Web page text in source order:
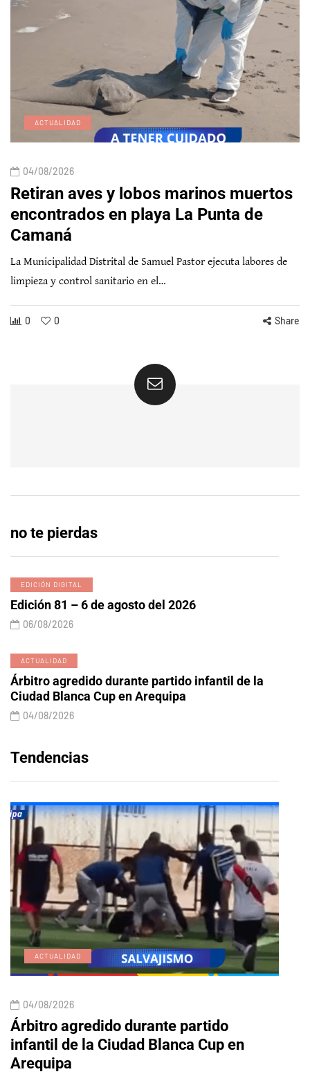
ACTUALIDAD
04/08/2026
Retiran aves y lobos marinos muertos
encontrados en playa La Punta de
Camaná
La Municipalidad Distrital de Samuel Pastor ejecuta labores de
limpieza y control sanitario en el…
0 0 Share
no te pierdas
EDICIÓN DIGITAL
Edición 81 – 6 de agosto del 2026
06/08/2026
ACTUALIDAD
Árbitro agredido durante partido infantil de la
Ciudad Blanca Cup en Arequipa
04/08/2026
Tendencias
ACTUALIDAD
04/08/2026
Árbitro agredido durante partido
infantil de la Ciudad Blanca Cup en
Arequipa